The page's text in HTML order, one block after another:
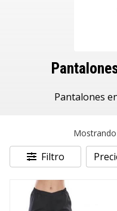
Pantalones
Filtro